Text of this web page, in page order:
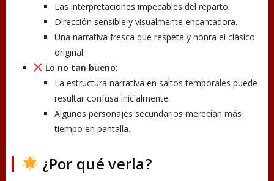
Las interpretaciones impecables del reparto.
Dirección sensible y visualmente encantadora.
Una narrativa fresca que respeta y honra el clásico
original.
Lo no tan bueno:
La estructura narrativa en saltos temporales puede
resultar confusa inicialmente.
Algunos personajes secundarios merecían más
tiempo en pantalla.
¿Por qué verla?